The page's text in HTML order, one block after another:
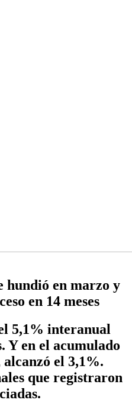
hundió en marzo y
en 14 meses
5,1% interanual
Y en el acumulado
el 3,1%.
que registraron